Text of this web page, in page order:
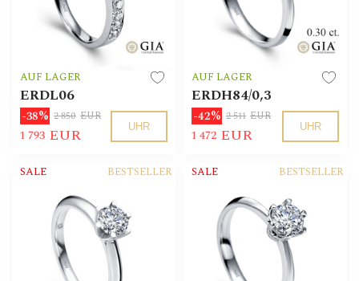
AUF LAGER
ERDL06
-38% 2 850 EUR
1 793 EUR UHR
AUF LAGER
ERDH84/0,3
-42% 2 511 EUR
1 472 EUR UHR
BESTSELLER
SALE BESTSELLER
SALE